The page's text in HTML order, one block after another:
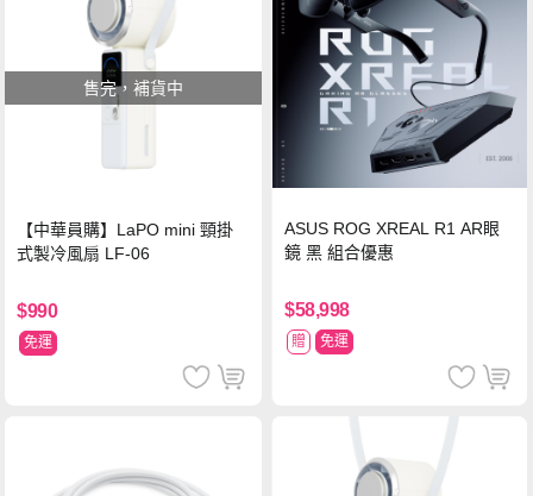
售完，補貨中
【中華員購】LaPO mini 頸掛
式製冷風扇 LF-06
$990
免運
ASUS ROG XREAL R1 AR眼
鏡 黑 組合優惠
$58,998
贈 免運